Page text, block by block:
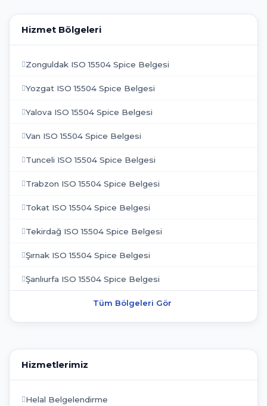
Hizmet Bölgeleri
Zonguldak ISO 15504 Spice Belgesi
Yozgat ISO 15504 Spice Belgesi
Yalova ISO 15504 Spice Belgesi
Van ISO 15504 Spice Belgesi
Tunceli ISO 15504 Spice Belgesi
Trabzon ISO 15504 Spice Belgesi
Tokat ISO 15504 Spice Belgesi
Tekirdağ ISO 15504 Spice Belgesi
Şırnak ISO 15504 Spice Belgesi
Şanlıurfa ISO 15504 Spice Belgesi
Tüm Bölgeleri Gör
Hizmetlerimiz
Helal Belgelendirme